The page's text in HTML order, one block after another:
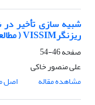
شبیه‌ سازی تأخیر در
ریزنگرVISSIM ( مطالعه موردی شهر نور)
صفحه46-54
علی منصور خاکی
مشاهده مقاله
اصل